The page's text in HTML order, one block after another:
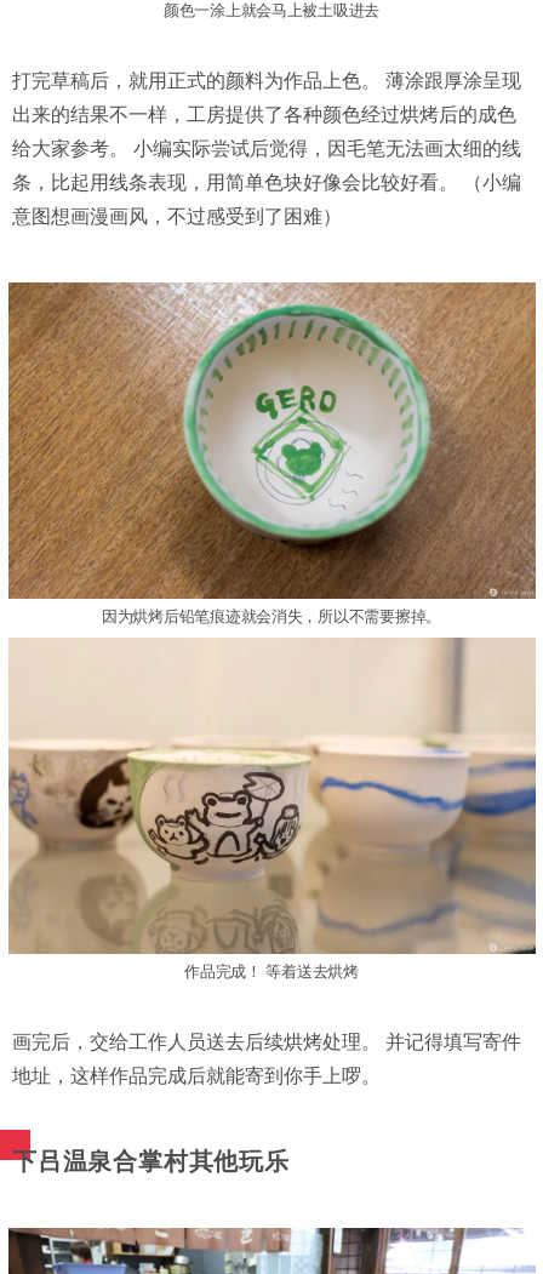
颜色一涂上就会马上被土吸进去
打完草稿后，就用正式的颜料为作品上色。 薄涂跟厚涂呈现
出来的结果不一样，工房提供了各种颜色经过烘烤后的成色
给大家参考。 小编实际尝试后觉得，因毛笔无法画太细的线
条，比起用线条表现，用简单色块好像会比较好看。 （小编
意图想画漫画风，不过感受到了困难）
因为烘烤后铅笔痕迹就会消失，所以不需要擦掉。
作品完成！ 等着送去烘烤
画完后，交给工作人员送去后续烘烤处理。 并记得填写寄件
地址，这样作品完成后就能寄到你手上啰。
下吕温泉合掌村其他玩乐